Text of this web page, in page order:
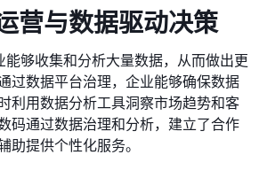
营与数据驱动决策
够收集和分析大量数据，从而做出更
过数据平台治理，企业能够确保数据
利用数据分析工具洞察市场趋势和客
码通过数据治理和分析，建立了合作
助提供个性化服务。